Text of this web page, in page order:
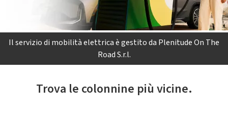
Il servizio di mobilità elettrica è gestito da Plenitude On The
Road S.r.l.
Trova le colonnine più vicine.